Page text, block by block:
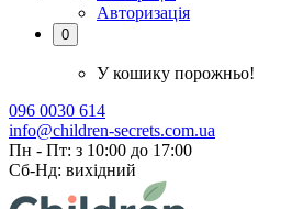
Авторизація
0
У кошику порожньо!
096 0030 614
info@children-secrets.com.ua
Пн - Пт: з 10:00 до 17:00
Сб-Нд: вихідний